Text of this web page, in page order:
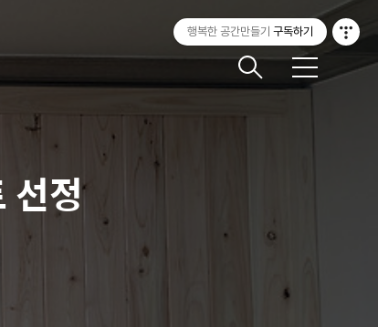
메
뉴
선정
행복한 공간만들기 구독하기